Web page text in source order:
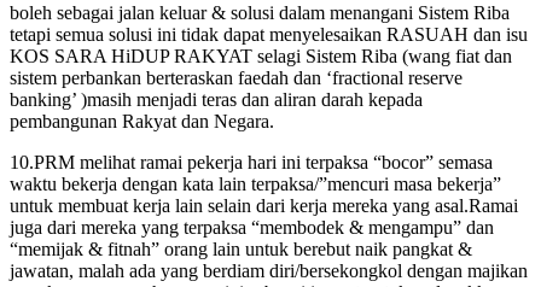
boleh sebagai jalan keluar & solusi dalam menangani Sistem Riba
tetapi semua solusi ini tidak dapat menyelesaikan RASUAH dan isu
KOS SARA HiDUP RAKYAT selagi Sistem Riba (wang fiat dan
sistem perbankan berteraskan faedah dan ‘fractional reserve
banking’ )masih menjadi teras dan aliran darah kepada
pembangunan Rakyat dan Negara.
10.PRM melihat ramai pekerja hari ini terpaksa “bocor” semasa
waktu bekerja dengan kata lain terpaksa/”mencuri masa bekerja”
untuk membuat kerja lain selain dari kerja mereka yang asal.Ramai
juga dari mereka yang terpaksa “membodek & mengampu” dan
“memijak & fitnah” orang lain untuk berebut naik pangkat &
jawatan, malah ada yang berdiam diri/bersekongkol dengan majikan